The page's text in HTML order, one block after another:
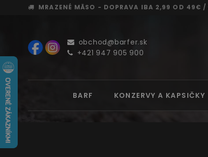
MRAZENÉ MÄSO - DOPRAVA IBA 2,99 OD 49€ /
obchod@barfer.sk
+421 947 905 900
BARF KONZERVY A KAPSIČKY